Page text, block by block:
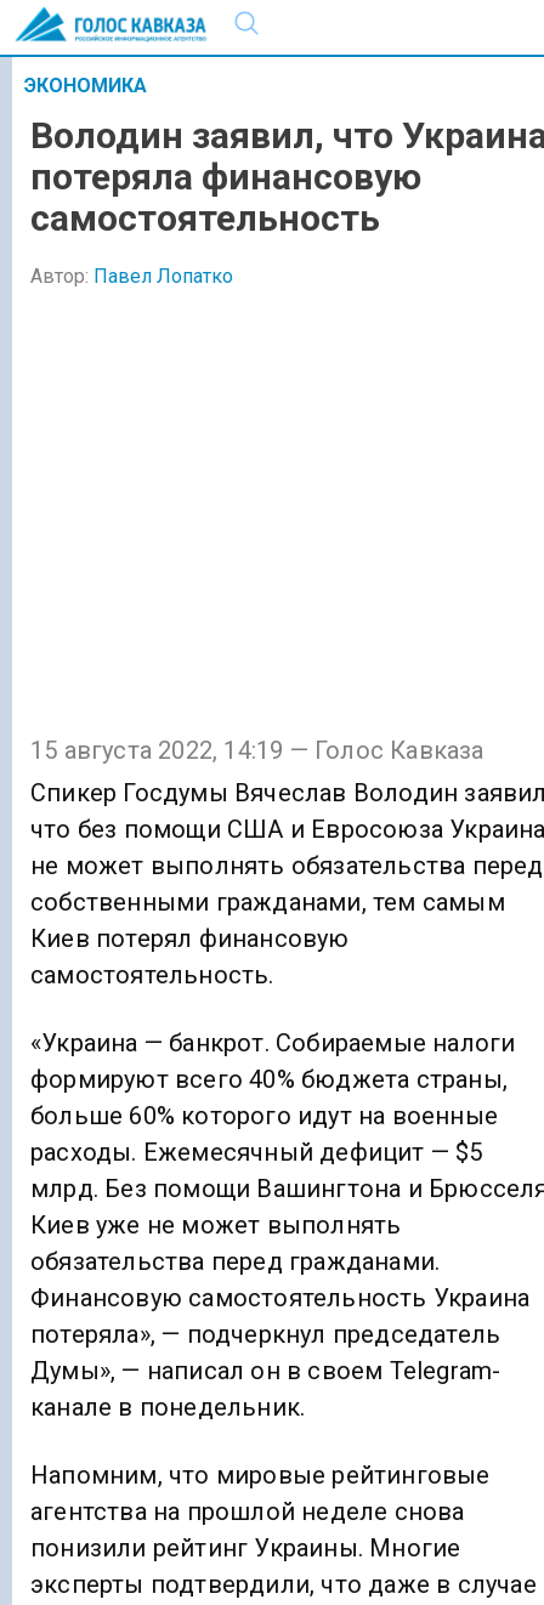
ЭКОНОМИКА
Володин заявил, что
потеряла финансовую
самостоятельность
Автор: Павел Лопатко
15 августа 2022, 14:19 — Голос Кавказа
Спикер Госдумы Вячеслав Володин
что без помощи США и Евросоюза
не может выполнять обязательства перед
собственными гражданами, тем самым
Киев потерял финансовую
самостоятельность.
«Украина — банкрот. Собираемые налоги
формируют всего 40% бюджета страны,
больше 60% которого идут на военные
расходы. Ежемесячный дефицит — $5
млрд. Без помощи Вашингтона и
Киев уже не может выполнять
обязательства перед гражданами.
Финансовую самостоятельность Украина
потеряла», — подчеркнул председатель
Думы», — написал он в своем Telegram-
канале в понедельник.
Напомним, что мировые рейтинговые
агентства на прошлой неделе снова
понизили рейтинг Украины. Многие
эксперты подтвердили, что даже в случае